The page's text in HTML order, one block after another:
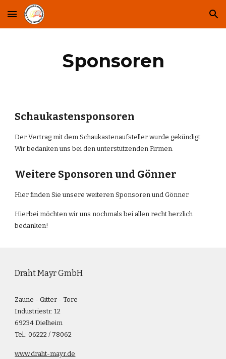
Skip to main content Skip to navigation
Sponsoren
Schaukastensponsoren
Der Vertrag mit dem Schaukastenaufsteller wurde gekündigt.
Wir bedanken uns bei den unterstützenden Firmen.
Weitere Sponsoren und Gönner
Hier finden Sie unsere weiteren Sponsoren und Gönner.
Hierbei möchten wir uns nochmals bei allen recht herzlich
bedanken!
Draht Mayr GmbH
Zäune - Gitter - Tore
Industriestr. 12
69234 Dielheim
Tel.: 06222 / 78062
www.draht-mayr.de